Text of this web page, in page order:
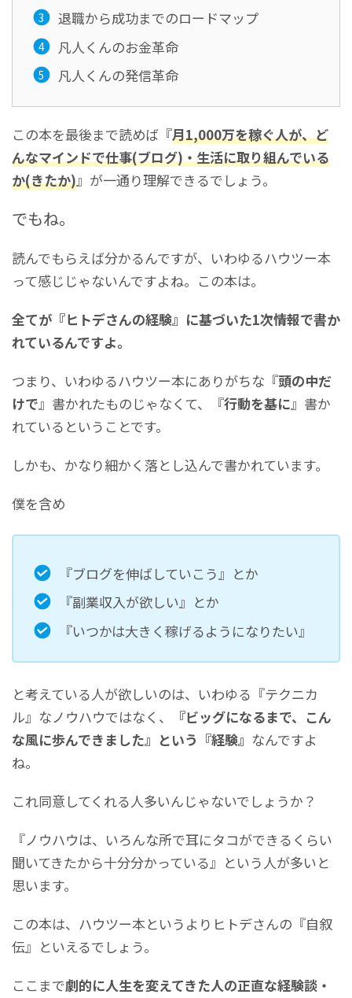
退職から成功までのロードマップ
凡人くんのお金革命
凡人くんの発信革命
この本を最後まで読めば『月1,000万を稼ぐ人が、ど
んなマインドで仕事(ブログ)・生活に取り組んでいる
か(きたか)』が一通り理解できるでしょう。
でもね。
読んでもらえば分かるんですが、いわゆるハウツー本
って感じじゃないんですよね。この本は。
全てが『ヒトデさんの経験』に基づいた1次情報で書か
れているんですよ。
つまり、いわゆるハウツー本にありがちな『頭の中だ
けで』書かれたものじゃなくて、『行動を基に』書か
れているということです。
しかも、かなり細かく落とし込んで書かれています。
僕を含め
『ブログを伸ばしていこう』とか
『副業収入が欲しい』とか
『いつかは大きく稼げるようになりたい』
と考えている人が欲しいのは、いわゆる『テクニカ
ル』なノウハウではなく、
『ビッグになるまで、こん
な風に歩んできました』という『経験』 なんですよ
ね。
これ同意してくれる人多いんじゃないでしょうか？
『ノウハウは、いろんな所で耳にタコができるくらい
聞いてきたから十分分かっている』という人が多いと
思います。
この本は、ハウツー本というよりヒトデさんの『自叙
伝』といえるでしょう。
ここまで劇的に人生を変えてきた人の正直な経験談・